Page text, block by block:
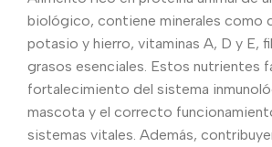
biológico, contiene minerales como
potasio y hierro, vitaminas A, D y E,
grasos esenciales. Estos nutrientes
fortalecimiento del sistema
mascota y el correcto
sistemas vitales. Además,